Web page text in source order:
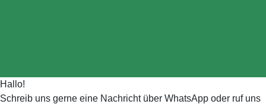
Hallo!
Schreib uns gerne eine Nachricht über WhatsApp oder ruf uns